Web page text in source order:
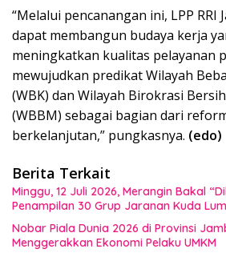
“Melalui pencanangan ini, LPP RRI
dapat membangun budaya kerja
meningkatkan kualitas pelayanan
mewujudkan predikat Wilayah
(WBK) dan Wilayah Birokrasi
(WBBM) sebagai bagian dari
berkelanjutan,” pungkasnya. (edo)
Berita Terkait
Minggu, 12 Juli 2026, Merangin Bakal
Penampilan 30 Grup Jaranan Kuda
Nobar Piala Dunia 2026 di Provinsi
Menggerakkan Ekonomi Pelaku UMKM